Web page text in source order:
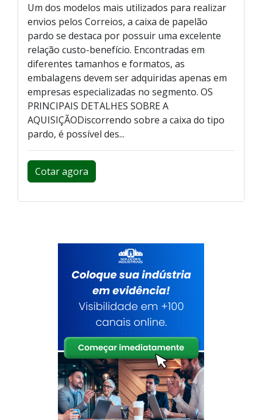
Um dos modelos mais utilizados para realizar
envios pelos Correios, a caixa de papelão
pardo se destaca por possuir uma excelente
relação custo-benefício. Encontradas em
diferentes tamanhos e formatos, as
embalagens devem ser adquiridas apenas em
empresas especializadas no segmento. OS
PRINCIPAIS DETALHES SOBRE A
AQUISIÇÃODiscorrendo sobre a caixa do tipo
pardo, é possível des...
Cotar agora